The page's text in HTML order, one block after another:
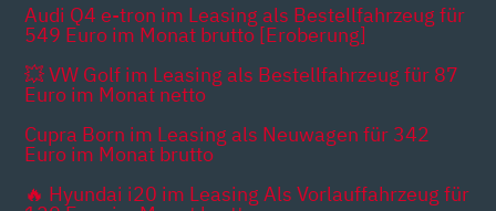
Audi Q4 e-tron im Leasing als Bestellfahrzeug für
549 Euro im Monat brutto [Eroberung]
💥 VW Golf im Leasing als Bestellfahrzeug für 87
Euro im Monat netto
Cupra Born im Leasing als Neuwagen für 342
Euro im Monat brutto
🔥 Hyundai i20 im Leasing Als Vorlauffahrzeug für